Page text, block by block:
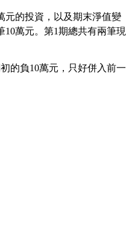
元的投資，以及期末淨值變
萬元。第1期總共有兩筆現
的負10萬元，只好併入前一